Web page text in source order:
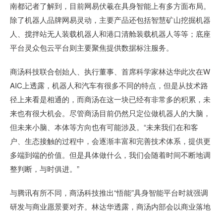
南都记者了解到，目前网易伏羲在具身智能上有多方面布局。
除了机器人品牌网易灵动，主要产品还包括智慧矿山挖掘机器
人、搅拌站无人装载机器人和港口清舱装载机器人等等；底座
平台灵众包云平台则主要聚焦提供数据标注服务。
商汤科技联合创始人、执行董事、首席科学家林达华此次在W
AIC上透露，机器人和汽车有很多不同的特点，但是从技术路
径上来看是相通的，而商汤在这一块已经有非常多的积累，未
来也有很大机会。尽管商汤目前仍然只定位做机器人的大脑，
但未来小脑、本体等方向也有可能涉及。“未来我们在和客
户、生态接触的过程中，会逐渐丰富和完善技术体系，提供更
多端到端的价值。但是具体做什么，我们会随着时间不断地调
整判断，与时俱进。”
与腾讯有所不同，商汤科技推出“悟能”具身智能平台时就强调
研发与商业愿景要对齐。林达华透露，商汤内部会以商业落地